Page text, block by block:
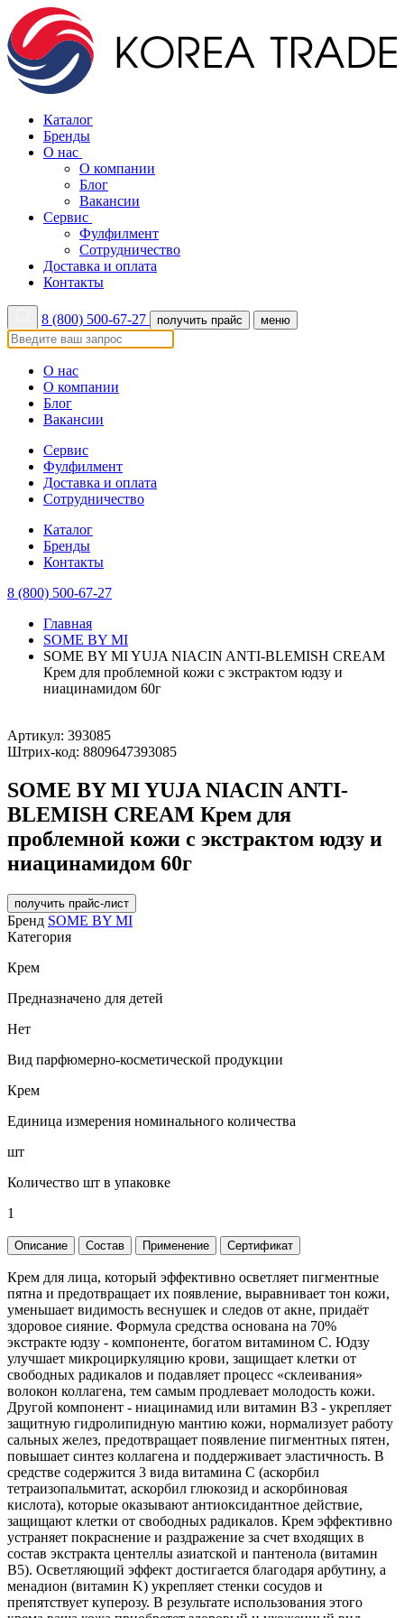
Каталог
Бренды
О нас
О компании
Блог
Вакансии
Сервис
Фулфилмент
Сотрудничество
Доставка и оплата
Контакты
8 (800) 500-67-27 получить прайс меню
О нас
О компании
Блог
Вакансии
Сервис
Фулфилмент
Доставка и оплата
Сотрудничество
Каталог
Бренды
Контакты
8 (800) 500-67-27
Главная
SOME BY MI
SOME BY MI YUJA NIACIN ANTI-BLEMISH CREAM
Крем для проблемной кожи с экстрактом юдзу и
ниацинамидом 60г
Артикул: 393085
Штрих-код: 8809647393085
SOME BY MI YUJA NIACIN ANTI-
BLEMISH CREAM Крем для
проблемной кожи с экстрактом юдзу и
ниацинамидом 60г
получить прайс-лист
Бренд SOME BY MI
Категория
Крем
Предназначено для детей
Нет
Вид парфюмерно-косметической продукции
Крем
Единица измерения номинального количества
шт
Количество шт в упаковке
1
Описание Состав Применение Сертификат
Крем для лица, который эффективно осветляет пигментные
пятна и предотвращает их появление, выравнивает тон кожи,
уменьшает видимость веснушек и следов от акне, придаёт
здоровое сияние. Формула средства основана на 70%
экстракте юдзу - компоненте, богатом витамином C. Юдзу
улучшает микроциркуляцию крови, защищает клетки от
свободных радикалов и подавляет процесс «склеивания»
волокон коллагена, тем самым продлевает молодость кожи.
Другой компонент - ниацинамид или витамин B3 - укрепляет
защитную гидролипидную мантию кожи, нормализует работу
сальных желез, предотвращает появление пигментных пятен,
повышает синтез коллагена и поддерживает эластичность. В
средстве содержится 3 вида витамина C (аскорбил
тетраизопальмитат, аскорбил глюкозид и аскорбиновая
кислота), которые оказывают антиоксидантное действие,
защищают клетки от свободных радикалов. Крем эффективно
устраняет покраснение и раздражение за счет входящих в
состав экстракта центеллы азиатской и пантенола (витамин
B5). Осветляющий эффект достигается благодаря арбутину, а
менадион (витамин K) укрепляет стенки сосудов и
препятствует куперозу. В результате использования этого